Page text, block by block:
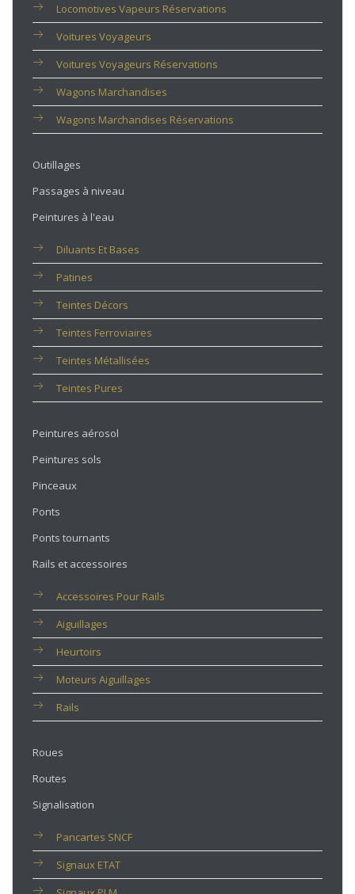
Locomotives Vapeurs Réservations
Voitures Voyageurs
Voitures Voyageurs Réservations
Wagons Marchandises
Wagons Marchandises Réservations
Outillages
Passages à niveau
Peintures à l'eau
Diluants Et Bases
Patines
Teintes Décors
Teintes Ferroviaires
Teintes Métallisées
Teintes Pures
Peintures aérosol
Peintures sols
Pinceaux
Ponts
Ponts tournants
Rails et accessoires
Accessoires Pour Rails
Aiguillages
Heurtoirs
Moteurs Aiguillages
Rails
Roues
Routes
Signalisation
Pancartes SNCF
Signaux ETAT